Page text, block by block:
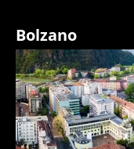
Bolzano